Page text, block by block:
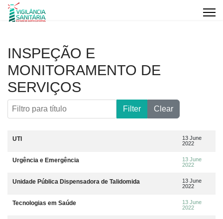
INSPEÇÃO E
MONITORAMENTO DE
SERVIÇOS
Filtro para título
Filter Clear
Title
UTI
13 June
2022
Urgência e Emergência
13 June
2022
Unidade Pública Dispensadora de Talidomida
13 June
2022
Tecnologias em Saúde
13 June
2022